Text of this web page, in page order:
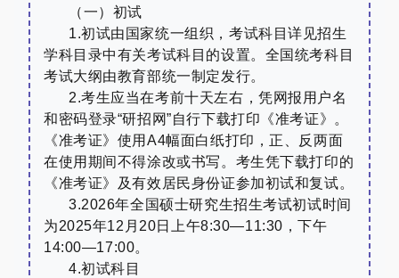
（一）初试
1.初试由国家统一组织，考试科目详见招生
学科目录中有关考试科目的设置。全国统考科目
考试大纲由教育部统一制定发行。
2.考生应当在考前十天左右，凭网报用户名
和密码登录“研招网”自行下载打印《准考证》。
《准考证》使用A4幅面白纸打印，正、反两面
在使用期间不得涂改或书写。考生凭下载打印的
《准考证》及有效居民身份证参加初试和复试。
3.2026年全国硕士研究生招生考试初试时间
为2025年12 月 20日上午8:30—11:30 ，下午
14:00—17:00。
4.初试科目